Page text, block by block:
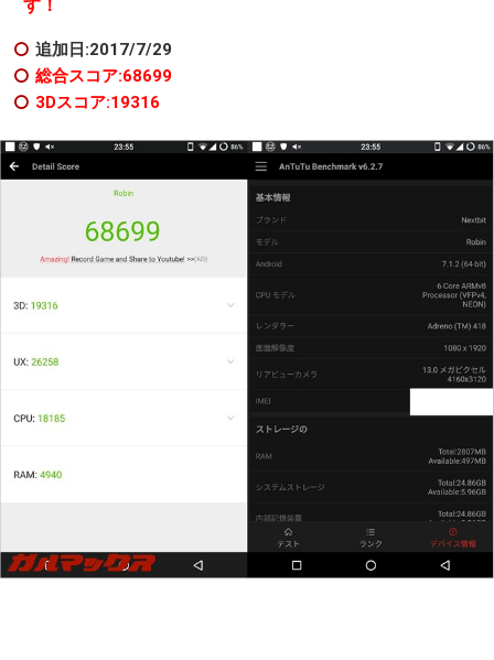
す！
追加日:2017/7/29
総合スコア:68699
3Dスコア:19316